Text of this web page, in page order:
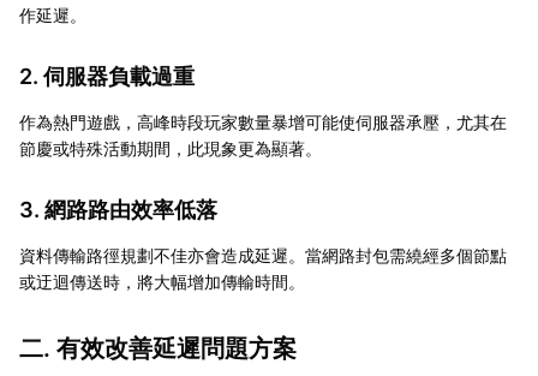
作延遲。
2. 伺服器負載過重
作為熱門遊戲，高峰時段玩家數量暴增可能使伺服器承壓，尤其在
節慶或特殊活動期間，此現象更為顯著。
3. 網路路由效率低落
資料傳輸路徑規劃不佳亦會造成延遲。當網路封包需繞經多個節點
或迂迴傳送時，將大幅增加傳輸時間。
二. 有效改善延遲問題方案